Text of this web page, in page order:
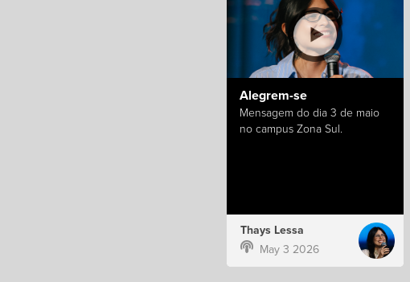
Alegrem-se
Mensagem do dia 3 de maio
no campus Zona Sul.
Thays Lessa
May 3 2026